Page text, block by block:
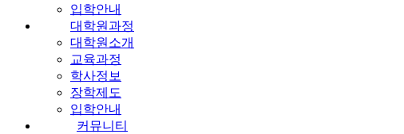
입학안내
대학원과정
대학원소개
교육과정
학사정보
장학제도
입학안내
커뮤니티